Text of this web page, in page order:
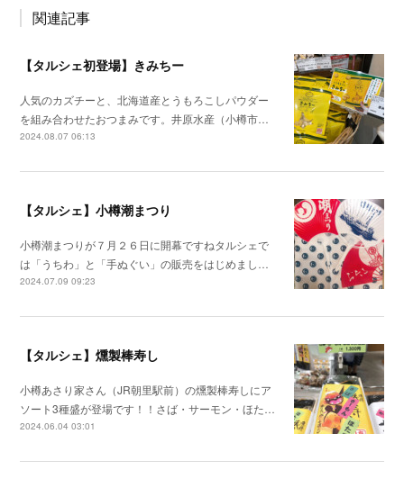
関連記事
【タルシェ初登場】きみちー
人気のカズチーと、北海道産とうもろこしパウダー
を組み合わせたおつまみです。井原水産（小樽市…
2024.08.07 06:13
【タルシェ】小樽潮まつり
小樽潮まつりが７月２６日に開幕ですねタルシェで
は「うちわ」と「手ぬぐい」の販売をはじめまし…
2024.07.09 09:23
【タルシェ】燻製棒寿し
小樽あさり家さん（JR朝里駅前）の燻製棒寿しにア
ソート3種盛が登場です！！さば・サーモン・ほた…
2024.06.04 03:01